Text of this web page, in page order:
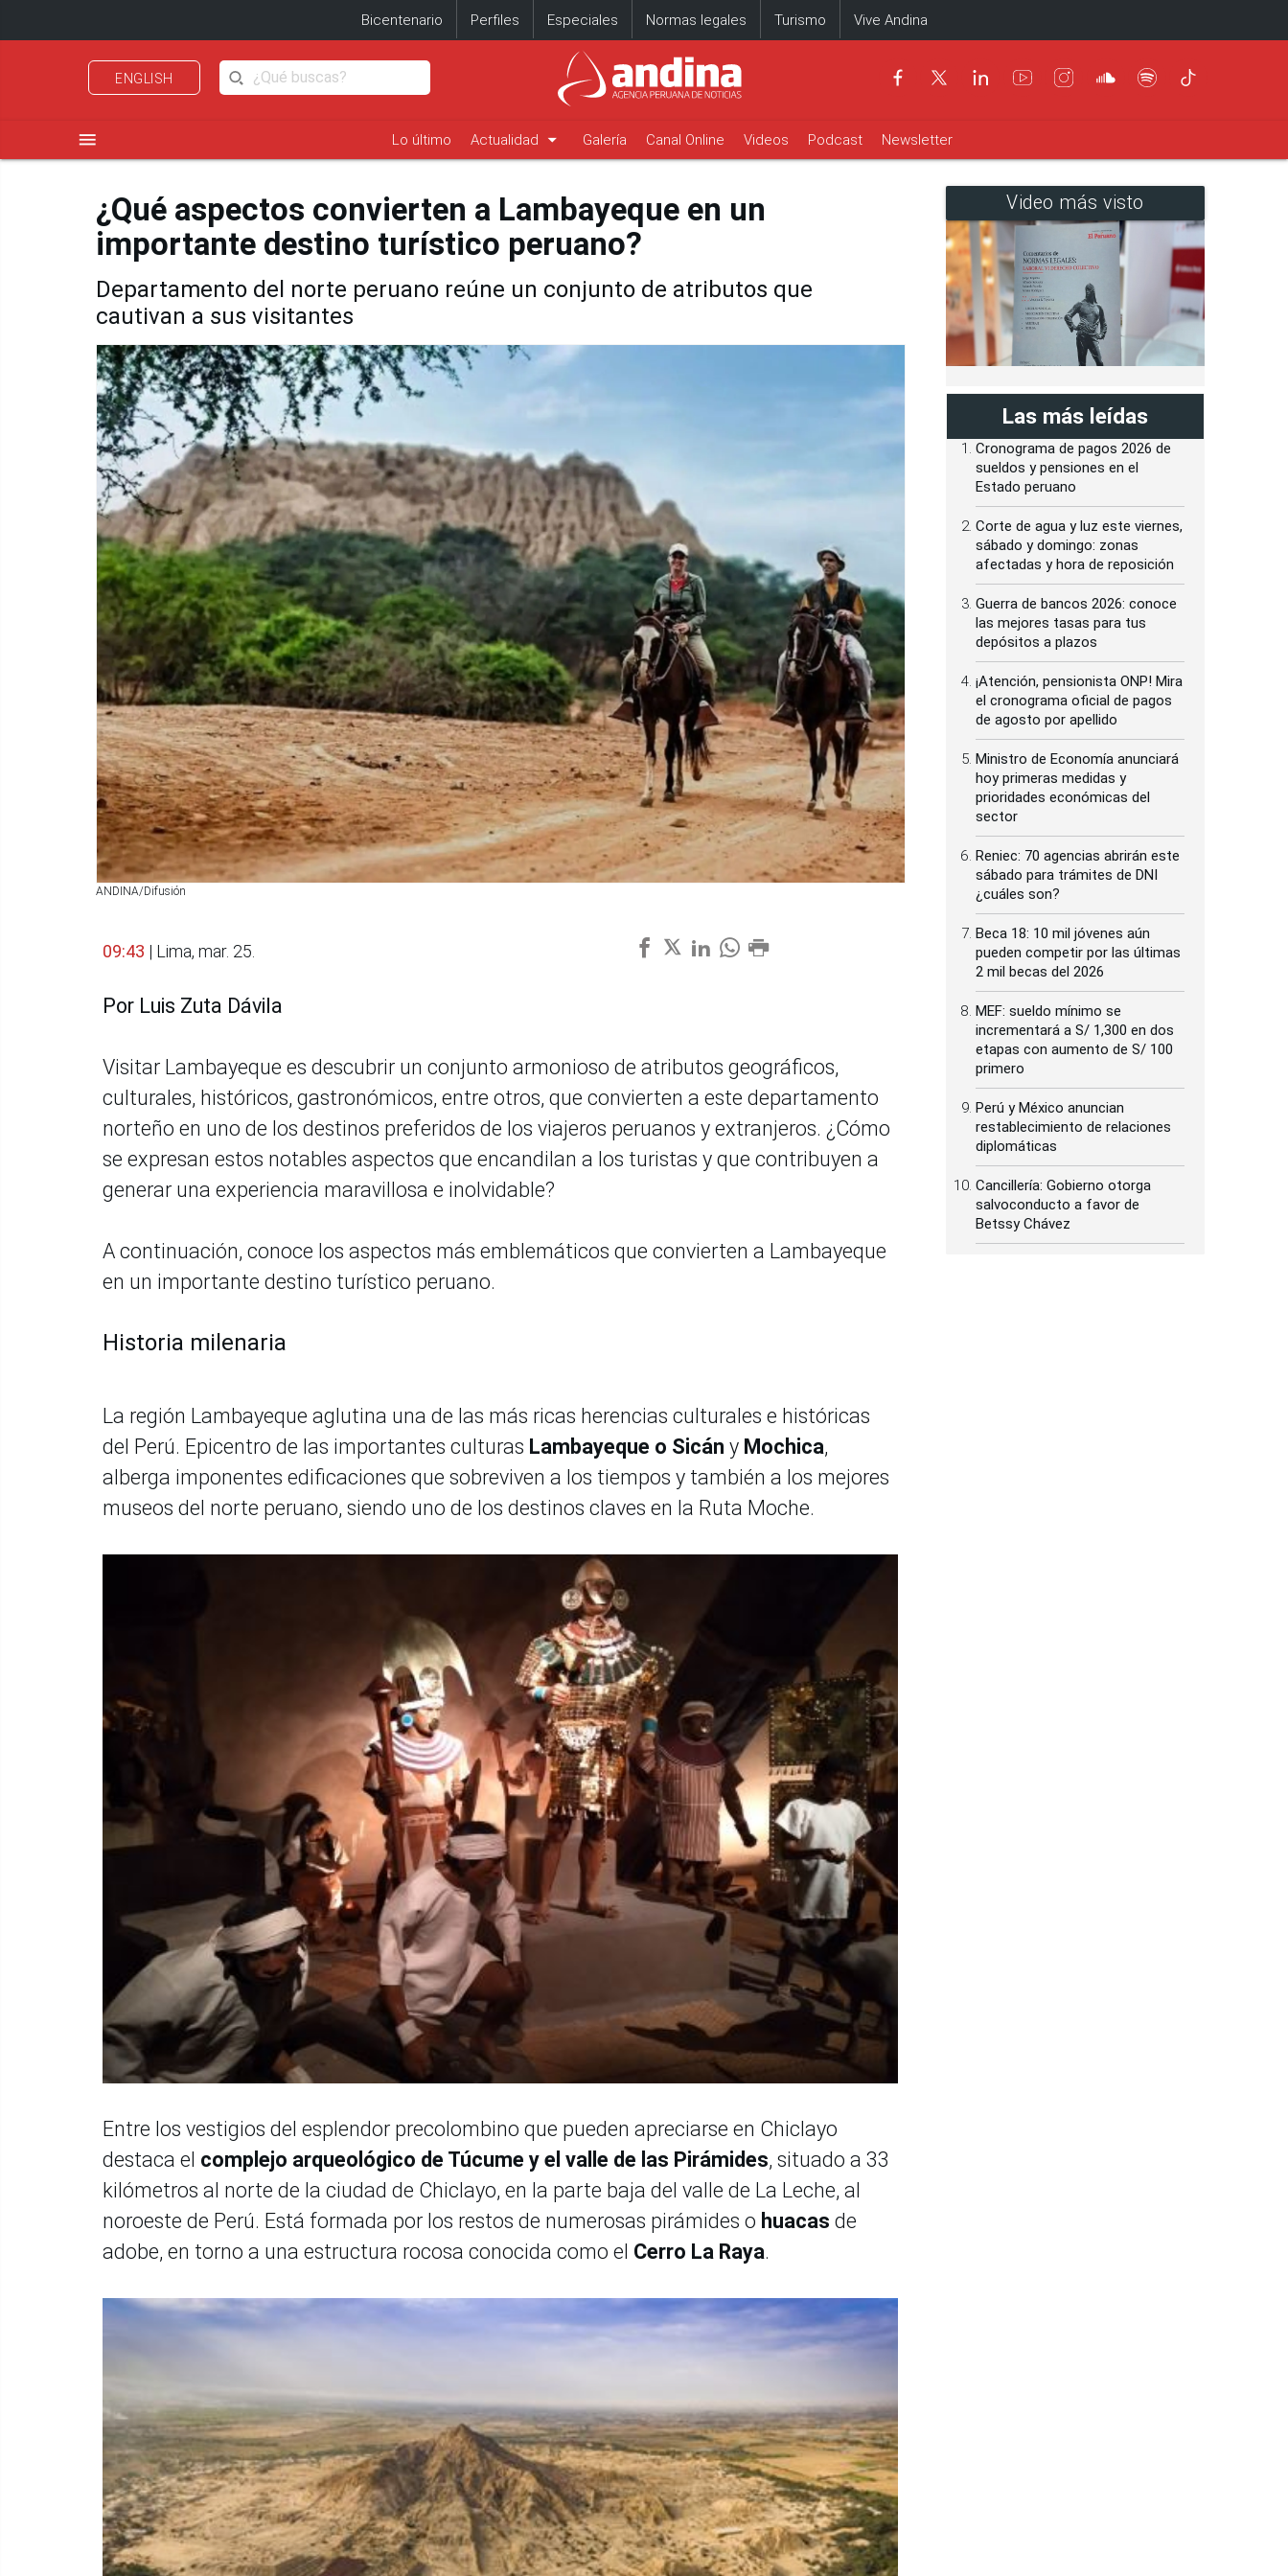
Bicentenario Perfiles Especiales Normas legales Turismo Vive Andina
ENGLISH
menu Lo último Actualidad arrow_drop_down Galería Canal Online Videos Podcast Newsletter
¿Qué aspectos convierten a Lambayeque en un
importante destino turístico peruano?
Departamento del norte peruano reúne un conjunto de atributos que
cautivan a sus visitantes
ANDINA/Difusión
09:43 | Lima, mar. 25.
Por Luis Zuta Dávila
Visitar Lambayeque es descubrir un conjunto armonioso de atributos geográficos,
culturales, históricos, gastronómicos, entre otros, que convierten a este departamento
norteño en uno de los destinos preferidos de los viajeros peruanos y extranjeros. ¿Cómo
se expresan estos notables aspectos que encandilan a los turistas y que contribuyen a
generar una experiencia maravillosa e inolvidable?
A continuación, conoce los aspectos más emblemáticos que convierten a Lambayeque
en un importante destino turístico peruano.
Historia milenaria
La región Lambayeque aglutina una de las más ricas herencias culturales e históricas
del Perú. Epicentro de las importantes culturas Lambayeque o Sicán y Mochica,
alberga imponentes edificaciones que sobreviven a los tiempos y también a los mejores
museos del norte peruano, siendo uno de los destinos claves en la Ruta Moche.
Entre los vestigios del esplendor precolombino que pueden apreciarse en Chiclayo
destaca el complejo arqueológico de Túcume y el valle de las Pirámides, situado a 33
kilómetros al norte de la ciudad de Chiclayo, en la parte baja del valle de La Leche, al
noroeste de Perú. Está formada por los restos de numerosas pirámides o huacas de
adobe, en torno a una estructura rocosa conocida como el Cerro La Raya.
Video más visto
Las más leídas
Cronograma de pagos 2026 de
sueldos y pensiones en el
Estado peruano
Corte de agua y luz este viernes,
sábado y domingo: zonas
afectadas y hora de reposición
Guerra de bancos 2026: conoce
las mejores tasas para tus
depósitos a plazos
¡Atención, pensionista ONP! Mira
el cronograma oficial de pagos
de agosto por apellido
Ministro de Economía anunciará
hoy primeras medidas y
prioridades económicas del
sector
Reniec: 70 agencias abrirán este
sábado para trámites de DNI
¿cuáles son?
Beca 18: 10 mil jóvenes aún
pueden competir por las últimas
2 mil becas del 2026
MEF: sueldo mínimo se
incrementará a S/ 1,300 en dos
etapas con aumento de S/ 100
primero
Perú y México anuncian
restablecimiento de relaciones
diplomáticas
Cancillería: Gobierno otorga
salvoconducto a favor de
Betssy Chávez